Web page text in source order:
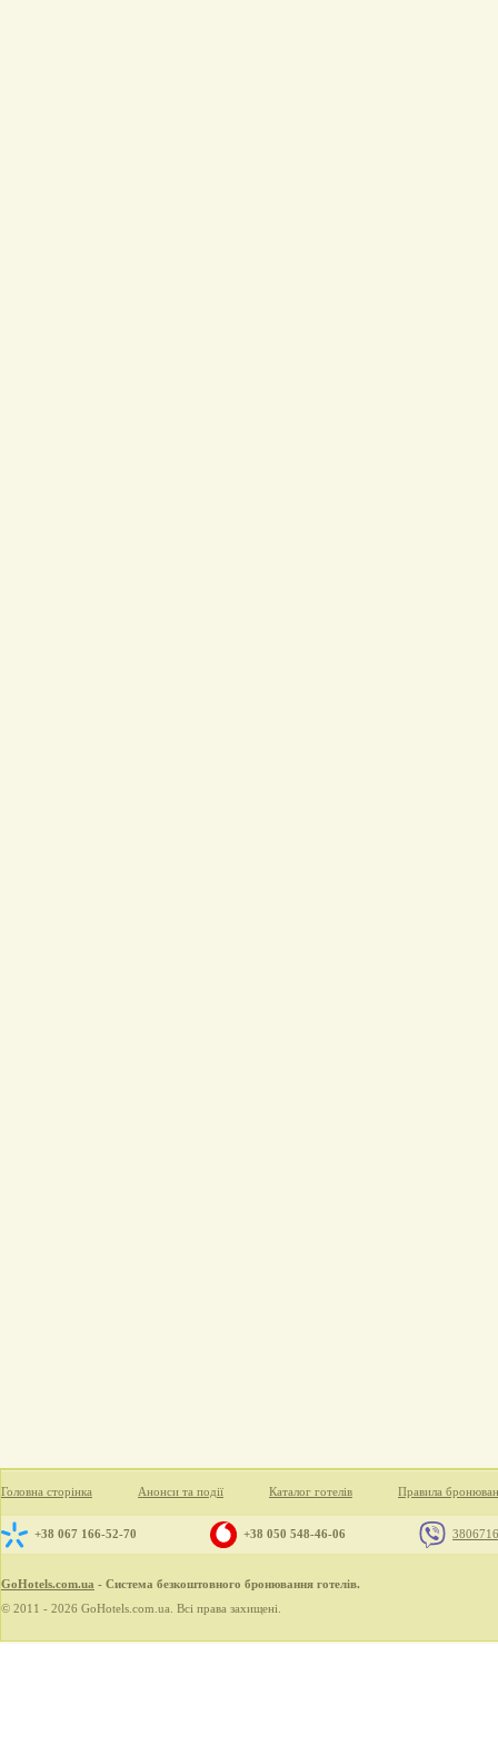
Головна сторінка Анонси та події Каталог готелів Правила
+38 067 166-52-70 +38 050 548-46-06
GoHotels.com.ua - Система безкоштовного бронювання готелів.
© 2011 - 2026 GoHotels.com.ua. Всі права захищені.